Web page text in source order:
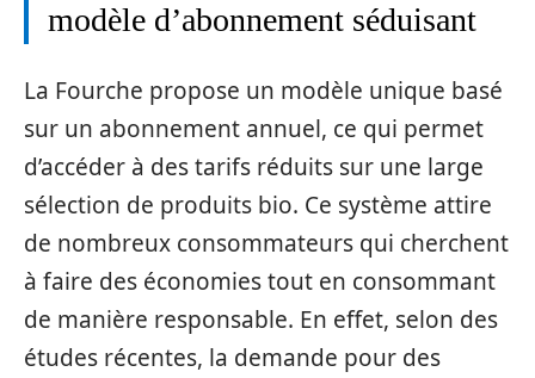
modèle d’abonnement séduisant
La Fourche propose un modèle unique basé
sur un abonnement annuel, ce qui permet
d’accéder à des tarifs réduits sur une large
sélection de produits bio. Ce système attire
de nombreux consommateurs qui cherchent
à faire des économies tout en consommant
de manière responsable. En effet, selon des
études récentes, la demande pour des